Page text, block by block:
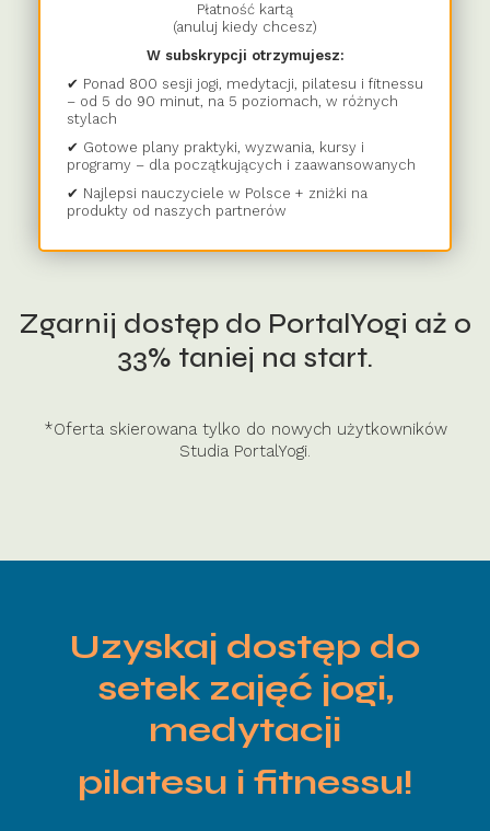
Płatność kartą
(anuluj kiedy chcesz)
W subskrypcji otrzymujesz:
✔ Ponad 800 sesji jogi, medytacji, pilatesu i fitnessu
– od 5 do 90 minut, na 5 poziomach, w różnych
stylach
✔ Gotowe plany praktyki, wyzwania, kursy i
programy – dla początkujących i zaawansowanych
✔ Najlepsi nauczyciele w Polsce + zniżki na
produkty od naszych partnerów
Zgarnij dostęp do PortalYogi aż o
33% taniej na start.
*Oferta skierowana tylko do nowych użytkowników
Studia PortalYogi.
Uzyskaj dostęp do
setek zajęć jogi,
medytacji
pilatesu i fitnessu!